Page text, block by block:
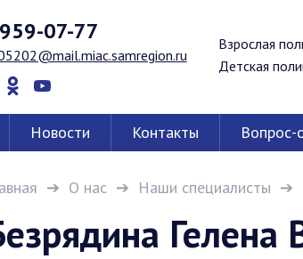
959-07-77 Взрослая
Детская
Новости Контакты Вопрос-
О нас Наши специалисты
Гелена